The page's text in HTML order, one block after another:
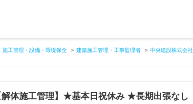
施工管理・設備・環境保全 建築施工管理・工事監理者 中央建設株式会社
解体施工管理】★基本日祝休み ★長期出張なし